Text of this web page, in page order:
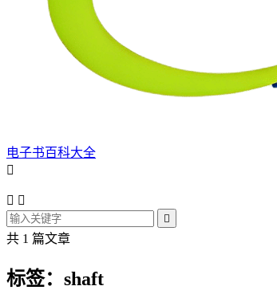
电子书百科大全

 

共 1 篇文章
标签：shaft